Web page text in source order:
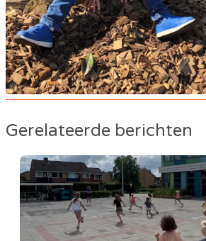
Gerelateerde berichten